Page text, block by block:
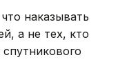
наказывать
а не тех, кто